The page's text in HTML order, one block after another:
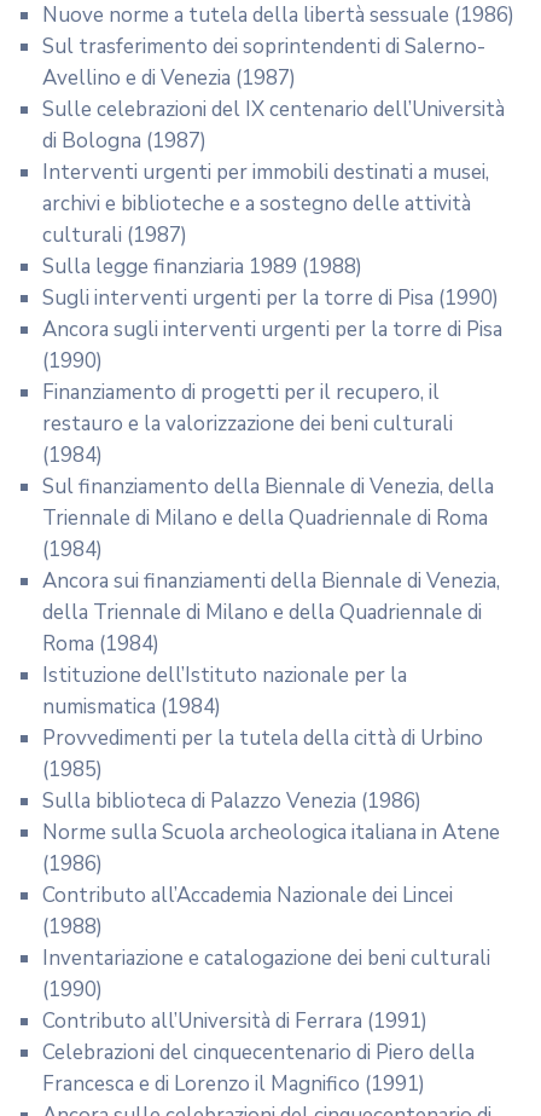
Nuove norme a tutela della libertà sessuale (1986)
Sul trasferimento dei soprintendenti di Salerno-
Avellino e di Venezia (1987)
Sulle celebrazioni del IX centenario dell’Università
di Bologna (1987)
Interventi urgenti per immobili destinati a musei,
archivi e biblioteche e a sostegno delle attività
culturali (1987)
Sulla legge finanziaria 1989 (1988)
Sugli interventi urgenti per la torre di Pisa (1990)
Ancora sugli interventi urgenti per la torre di Pisa
(1990)
Finanziamento di progetti per il recupero, il
restauro e la valorizzazione dei beni culturali
(1984)
Sul finanziamento della Biennale di Venezia, della
Triennale di Milano e della Quadriennale di Roma
(1984)
Ancora sui finanziamenti della Biennale di Venezia,
della Triennale di Milano e della Quadriennale di
Roma (1984)
Istituzione dell’Istituto nazionale per la
numismatica (1984)
Provvedimenti per la tutela della città di Urbino
(1985)
Sulla biblioteca di Palazzo Venezia (1986)
Norme sulla Scuola archeologica italiana in Atene
(1986)
Contributo all’Accademia Nazionale dei Lincei
(1988)
Inventariazione e catalogazione dei beni culturali
(1990)
Contributo all’Università di Ferrara (1991)
Celebrazioni del cinquecentenario di Piero della
Francesca e di Lorenzo il Magnifico (1991)